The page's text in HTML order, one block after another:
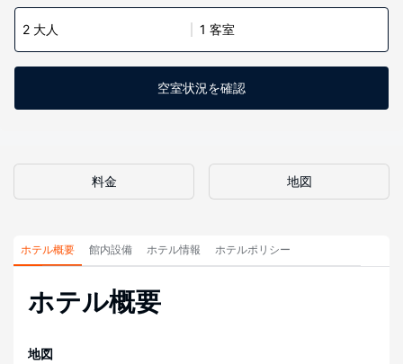
2 大人 1 客室
空室状況を確認
料金 地図
ホテル概要 館内設備 ホテル情報 ホテルポリシー
ホテル概要
地図